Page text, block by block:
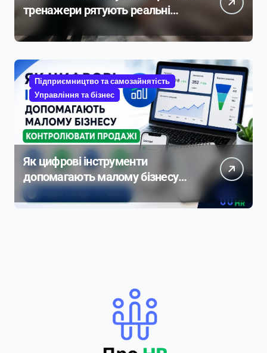
тренажери рятують реальні
життя
Підприємництво та самозайнятість
Управління та бізнес
Як цифрові інструменти
допомагають малому бізнесу
контролювати продажі